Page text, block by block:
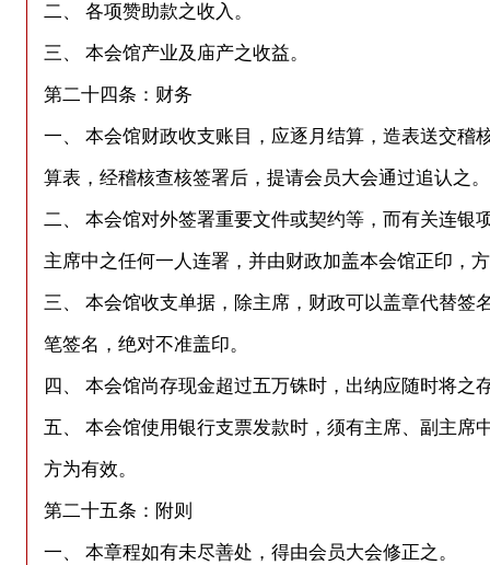
二、 各项赞助款之收入。
三、 本会馆产业及庙产之收益。
第二十四条：财务
一、 本会馆财政收支账目，应逐月结算，造表送交稽
算表，经稽核查核签署后，提请会员大会通过追认之。
二、 本会馆对外签署重要文件或契约等，而有关连银
主席中之任何一人连署，并由财政加盖本会馆正印，
三、 本会馆收支单据，除主席，财政可以盖章代替签
笔签名，绝对不准盖印。
四、 本会馆尚存现金超过五万铢时，出纳应随时将之
五、 本会馆使用银行支票发款时，须有主席、副主席
方为有效。
第二十五条：附则
一、 本章程如有未尽善处，得由会员大会修正之。